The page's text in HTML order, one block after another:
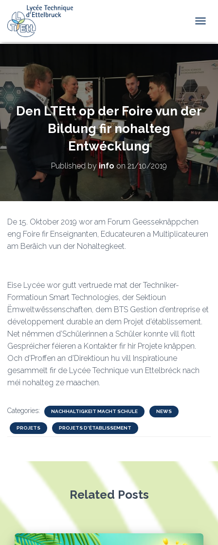
Den LTEtt op der Foire vun der
Bildung fir nohalteg
Entwécklung
Published by info on 21/10/2019
De 15. Oktober 2019 wor am Forum Geesseknäppchen
eng Foire fir Enseignanten, Educateuren a Multiplicateuren
am Beräich vun der Nohaltegkeet.
Eise Lycée wor gutt vertruede mat der Techniker-
Formatioun Smart Technologies, der Sektioun
Ëmweltwëssenschaften, dem BTS Gestion d’entreprise et
développement durable an dem Projet d’établissement.
Net nëmmen d’Schülerinnen a Schüler konnte vill flott
Gespréicher féieren a Kontakter fir hir Projete knäppen.
Och d’Proffen an d’Direktioun hu vill Inspiratioune
gesammelt fir de Lycée Technique vun Ettelbréck nach
méi nohalteg ze maachen.
Categories: NACHHALTIGKEIT MACHT SCHULE NEWS
PROJETS PROJETS D'ÉTABLISSEMENT
Related Posts